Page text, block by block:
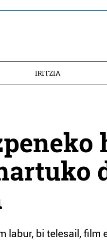
IRITZIA
labur, bi telesail, film